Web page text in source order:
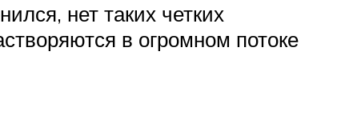
нет таких четких
в огромном потоке